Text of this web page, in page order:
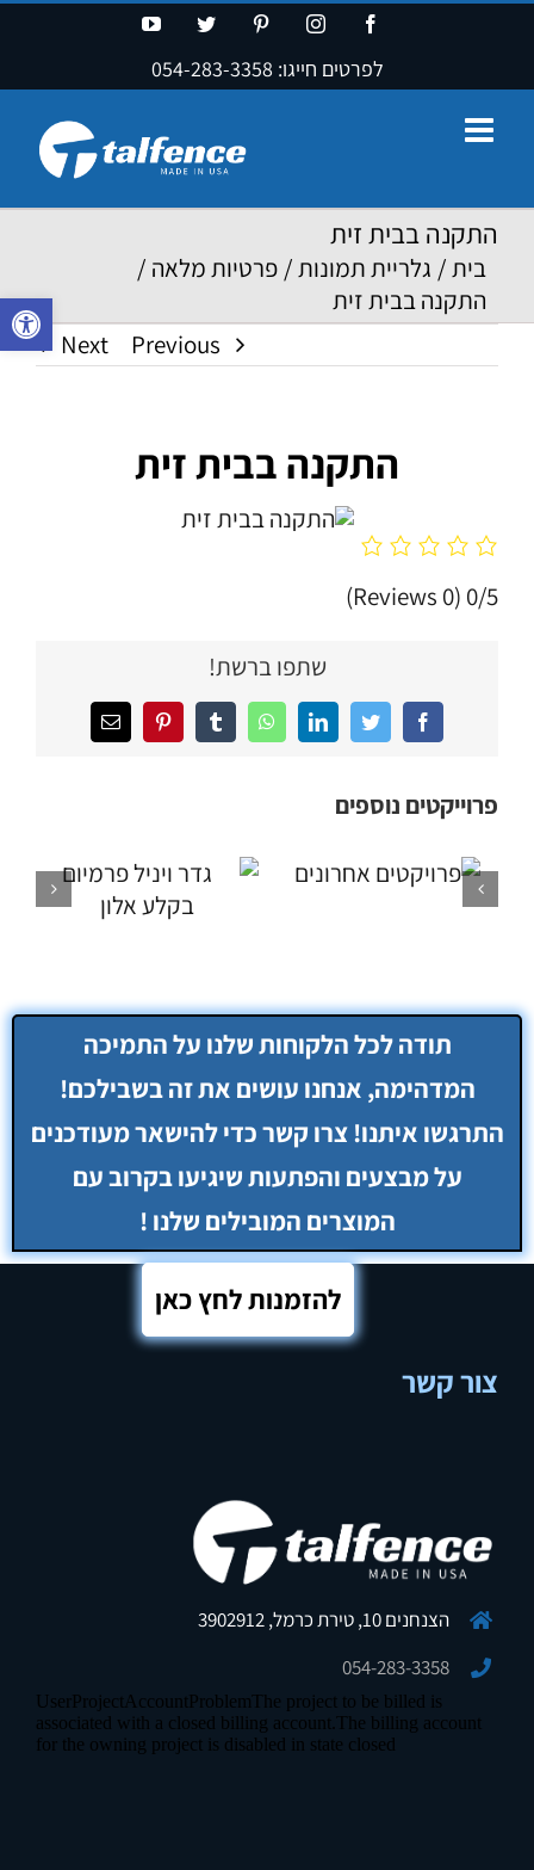
פתח
Facebook
Instagram
Pinterest
Twitter
YouTube
לפרטים חייגו: 054-283-3358
התקנה בבית זית
בית/ גלריית תמונות/ פרטיות מלאה /
התקנה בבית זית
Previous
Next
התקנה בבית זית
0/5
(0 Reviews)
שתפו ברשת!
Facebook
Twitter
LinkedIn
WhatsApp
Tumblr
Pinterestכתובת
פרוייקטים נוספים
צור קשר
להזמנות לחץ כאן
הצנחנים 10, טירת כרמל, 3902912
054-283-3358